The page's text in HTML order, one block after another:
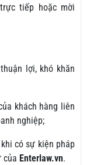
tiếp hoặc mời
lợi, khó khăn
khách hàng liên
nghiệp;
có sự kiện pháp
của Enterlaw.vn.